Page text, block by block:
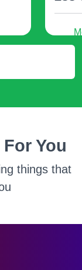
You
things that